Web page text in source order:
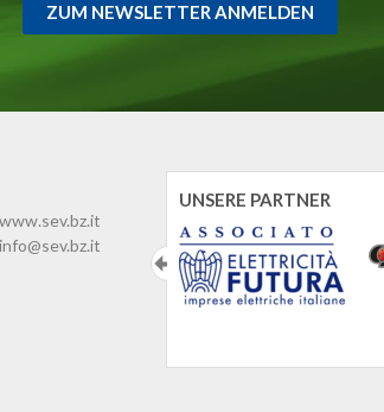
ZUM NEWSLETTER ANMELDEN
www.sev.bz.it
info@sev.bz.it
UNSERE PARTNER